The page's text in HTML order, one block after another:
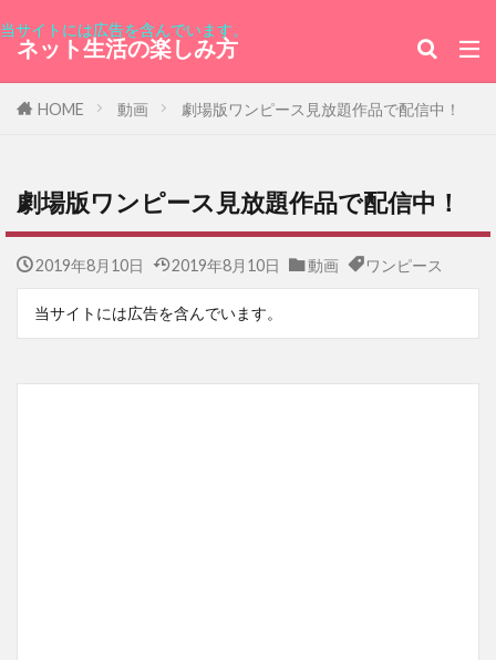
当サイトには広告を含んでいます。
ネット生活の楽しみ方
HOME 動画 劇場版ワンピース見放題作品で配信中！
劇場版ワンピース見放題作品で配信中！
2019年8月10日 2019年8月10日 動画 ワンピース
当サイトには広告を含んでいます。